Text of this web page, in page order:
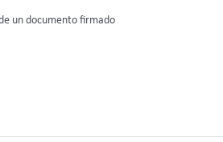
un documento firmado